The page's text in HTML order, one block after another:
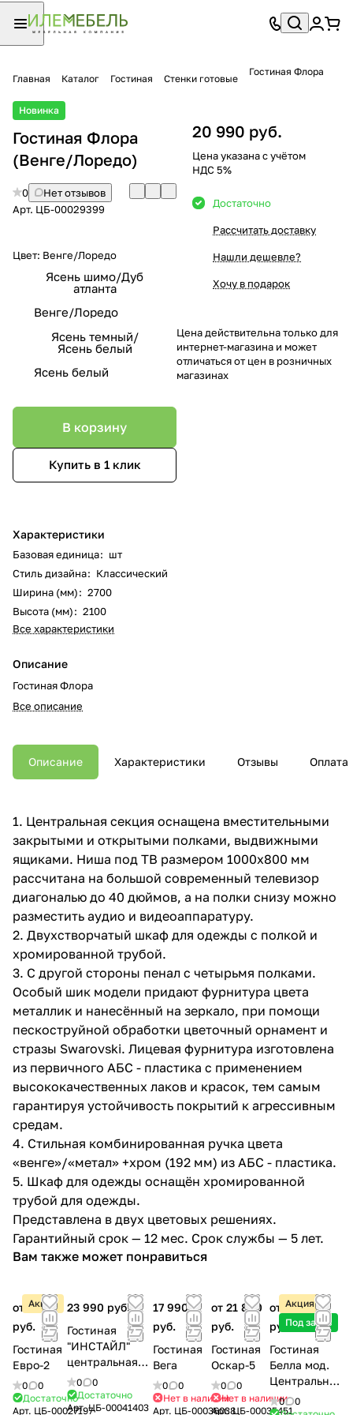
Главная Каталог Гостиная Стенки готовые
Гостиная Флора
Новинка
Гостиная Флора
(Венге/Лоредо)
0
Нет отзывов
Арт. ЦБ-00029399
Цвет: Венге/Лоредо
Ясень шимо/Дуб
атланта
Венге/Лоредо
Ясень темный/
Ясень белый
Ясень белый
В корзину
Купить в 1 клик
Характеристики
Базовая единица: шт
Стиль дизайна: Классический
Ширина (мм): 2700
Высота (мм): 2100
Все характеристики
Описание
Гостиная Флора
Все описание
20 990 руб.
Цена указана с учётом
НДС 5%
Достаточно
Рассчитать доставку
Нашли дешевле?
Хочу в подарок
Цена действительна только для
интернет-магазина и может
отличаться от цен в розничных
магазинах
Описание Характеристики Отзывы Оплата
1. Центральная секция оснащена вместительными
закрытыми и открытыми полками, выдвижными
ящиками. Ниша под ТВ размером 1000x800 мм
рассчитана на большой современный телевизор
диагональю до 40 дюймов, а на полки снизу можно
разместить аудио и видеоаппаратуру.
2. Двухстворчатый шкаф для одежды с полкой и
хромированной трубой.
3. С другой стороны пенал с четырьмя полками.
Особый шик модели придают фурнитура цвета
металлик и нанесённый на зеркало, при помощи
пескоструйной обработки цветочный орнамент и
стразы Swarovski. Лицевая фурнитура изготовлена
из первичного АБС - пластика с применением
высококачественных лаков и красок, тем самым
гарантируя устойчивость покрытий к агрессивным
средам.
4. Стильная комбинированная ручка цвета
«венге»/«метал» +хром (192 мм) из АБС - пластика.
5. Шкаф для одежды оснащён хромированной
трубой для одежды.
Представлена в двух цветовых решениях.
Гарантийный срок — 12 мес. Срок службы — 5 лет.
Вам также может понравиться
Акция
от 7 500
руб.
Гостиная
Евро-2
0
0
Достаточно
Арт. ЦБ-00027197
23 990 руб.
Гостиная
"ИНСТАЙЛ"
центральная
секция (ЦС-02)
0
0
Достаточно
Арт.ЦБ-00041403
17 990
руб.
Гостиная
Вега
0
0
Нет в наличии
Арт. ЦБ-00036038
от 21 800
руб.
Гостиная
Оскар-5
0
0
Нет в наличии
Арт.ЦБ-00035451
Акция
Под заказ
от 16 500
руб.
Гостиная
Белла мод.
Центральна
я секция
0
0